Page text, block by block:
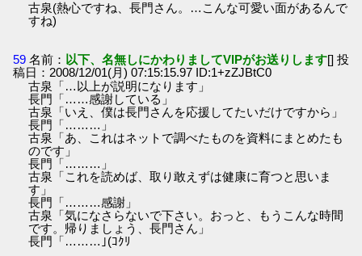
古泉(熱心ですね、長門さん。…こんな可愛い面があるんで
すね)
59 名前： 以下、名無しにかわりましてVIPがお送りします[] 投
稿日：2008/12/01(月) 07:15:15.97 ID:1+zZJBtC0
古泉「…以上が説明になります」
長門「……感謝している」
古泉「いえ、僕は長門さんを応援してたいだけですから」
長門「………」
古泉「あ、これはネットで調べたものを資料にまとめたも
のです」
長門「………」
古泉「これを読めば、取り敢えずは健康に育つと思いま
す」
長門「………感謝」
古泉「気になさらないで下さい。おっと、もうこんな時間
です。帰りましょう、長門さん」
長門「………｣(ｺｸﾘ